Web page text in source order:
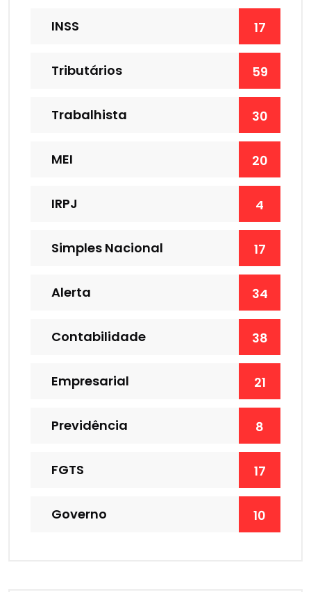
INSS 17
Tributários 59
Trabalhista 30
MEI 20
IRPJ 4
Simples Nacional 17
Alerta 34
Contabilidade 38
Empresarial 21
Previdência 8
FGTS 17
Governo 10